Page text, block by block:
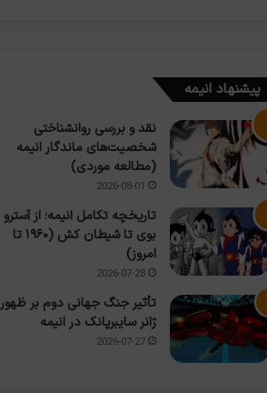
پیشنهاد انیمه
نقد و بررسی روانشناختی
شخصیت‌های ماندگار انیمه
(مطالعه موردی)
2026-08-01
تاریخچه تکامل انیمه؛ از آسترو
بوی تا شیطان کش (۱۹۶۰ تا
امروز)
2026-07-28
تأثیر جنگ جهانی دوم بر ظهور
ژانر سایبرپانک در انیمه
2026-07-27